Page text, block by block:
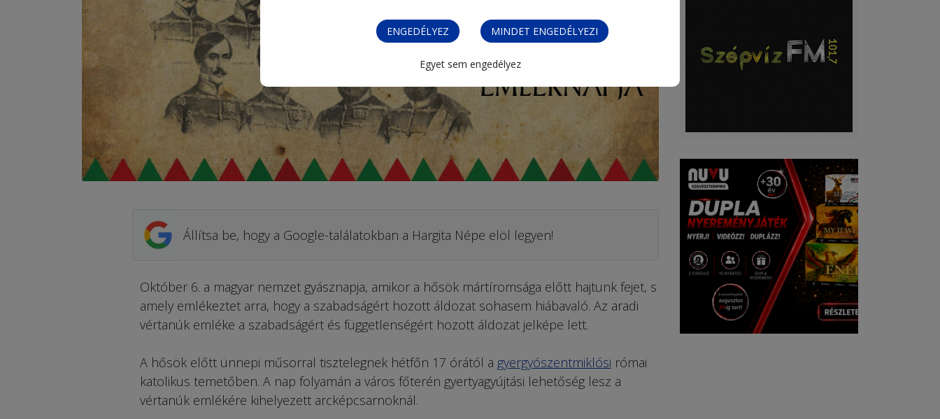
ENGEDÉLYEZ MINDET ENGEDÉLYEZI
Egyet sem engedélyez
Állítsa be, hogy a Google-találatokban a Hargita Népe elöl legyen!
Október 6. a magyar nemzet gyásznapja, amikor a hősök mártíromsága előtt hajtunk fejet, s
amely emlékeztet arra, hogy a szabadságért hozott áldozat sohasem hiábavaló. Az aradi
vértanúk emléke a szabadságért és függetlenségért hozott áldozat jelképe lett.
A hősök előtt ünnepi műsorral tisztelegnek hétfőn 17 órától a gyergyószentmiklósi római
katolikus temetőben. A nap folyamán a város főterén gyertyagyújtási lehetőség lesz a
vértanúk emlékére kihelyezett arcképcsarnoknál.